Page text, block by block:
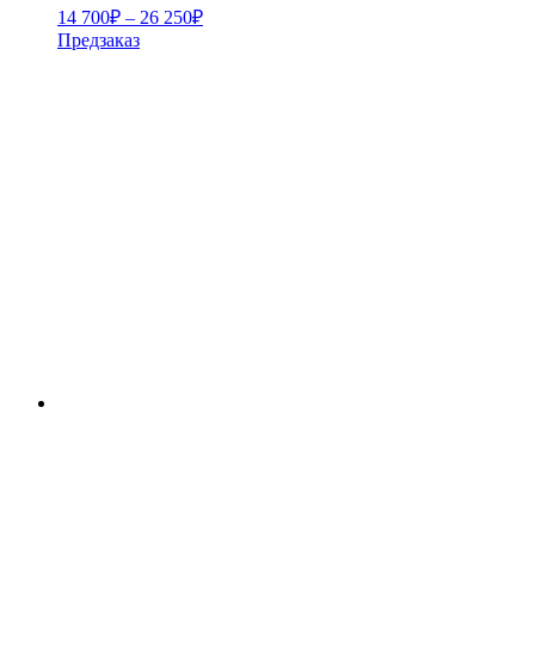
14 700₽ – 26 250₽Диапазон
Предзаказ